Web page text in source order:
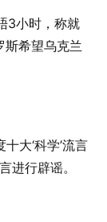
3小时，称就
斯希望乌克兰
大‘科学’流言
进行辟谣。